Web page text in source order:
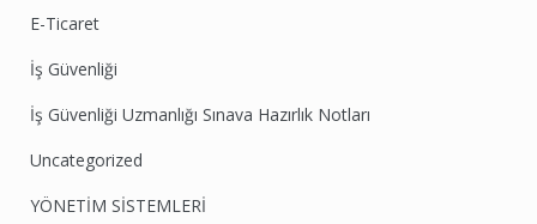
E-Ticaret
İş Güvenliği
İş Güvenliği Uzmanlığı Sınava Hazırlık Notları
Uncategorized
YÖNETİM SİSTEMLERİ